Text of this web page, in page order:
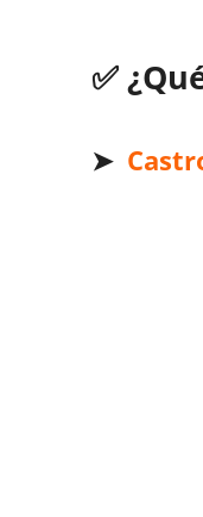
✅
➤